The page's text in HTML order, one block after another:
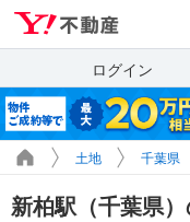
ログイン
土地 千葉県
新柏駅（千葉県